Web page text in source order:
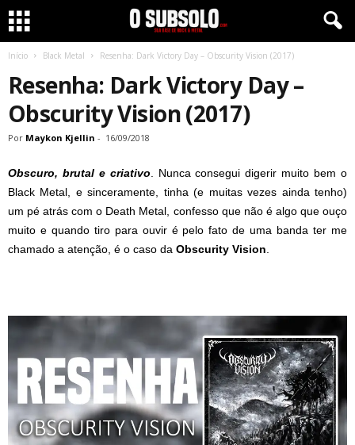
Início Black Metal Resenha: Dark Victory Day – Obscurity Vision (2017)
Resenha: Dark Victory Day –
Obscurity Vision (2017)
Por Maykon Kjellin - 16/09/2018
Obscuro, brutal e criativo . Nunca consegui digerir muito bem o
Black Metal, e sinceramente, tinha (e muitas vezes ainda tenho)
um pé atrás com o Death Metal, confesso que não é algo que ouço
muito e quando tiro para ouvir é pelo fato de uma banda ter me
chamado a atenção, é o caso da Obscurity Vision